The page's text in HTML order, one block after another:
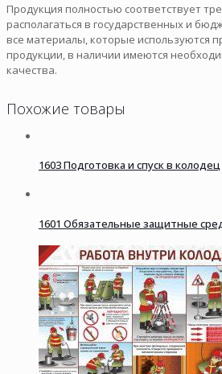
Продукция полностью соответствует
располагаться в государственных и
все материалы, которые используются
продукции, в наличии имеются
качества.
Похожие товары
1603 Подготовка и спуск в колодец
1601 Обязательные защитные